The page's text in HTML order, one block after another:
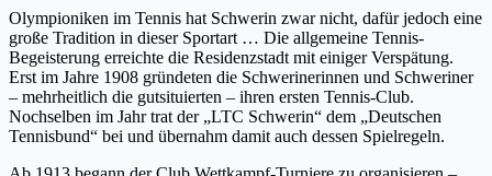
Olympioniken im Tennis hat Schwerin zwar nicht, dafür jedoch eine
große Tradition in dieser Sportart … Die allgemeine Tennis-
Begeisterung erreichte die Residenzstadt mit einiger Verspätung.
Erst im Jahre 1908 gründeten die Schwerinerinnen und Schweriner
– mehrheitlich die gutsituierten – ihren ersten Tennis-Club.
Nochselben im Jahr trat der „LTC Schwerin“ dem „Deutschen
Tennisbund“ bei und übernahm damit auch dessen Spielregeln.